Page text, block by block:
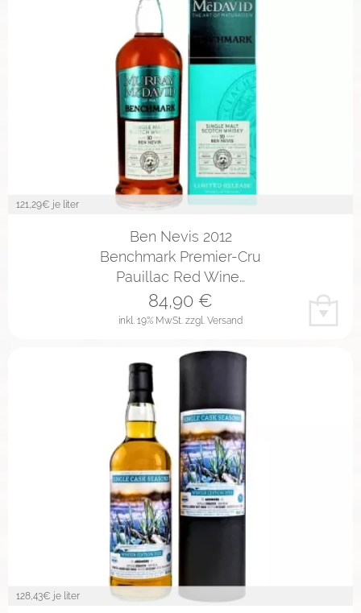
121,29€ je liter
Ben Nevis 2012
Benchmark Premier-Cru
Pauillac Red Wine…
inkl. 19% MwSt. zzgl. Versand
84,90 €
128,43€ je liter